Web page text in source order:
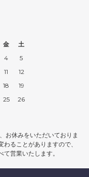
金
土
4
5
11
12
18
19
25
26
お休みをいただいておりま
ることがありますので、
営業いたします。